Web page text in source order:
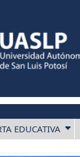
EDUCATIVA